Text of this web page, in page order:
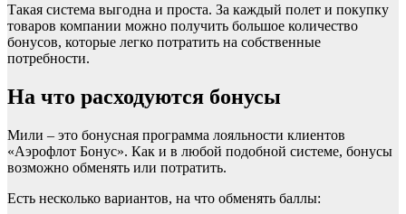
Такая система выгодна и проста. За каждый полет и покупку
товаров компании можно получить большое количество
бонусов, которые легко потратить на собственные
потребности.
На что расходуются бонусы
Мили – это бонусная программа лояльности клиентов
«Аэрофлот Бонус». Как и в любой подобной системе, бонусы
возможно обменять или потратить.
Есть несколько вариантов, на что обменять баллы: